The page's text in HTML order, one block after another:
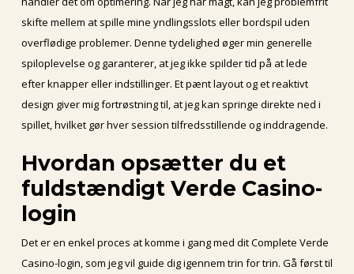
skifte mellem at spille mine yndlingsslots eller bordspil uden
overflødige problemer. Denne tydelighed øger min generelle
spiloplevelse og garanterer, at jeg ikke spilder tid på at lede
efter knapper eller indstillinger. Et pænt layout og et reaktivt
design giver mig fortrøstning til, at jeg kan springe direkte ned i
spillet, hvilket gør hver session tilfredsstillende og inddragende.
Hvordan opsætter du et
fuldstændigt Verde Casino-
login
Det er en enkel proces at komme i gang med dit Complete Verde
Casino-login, som jeg vil guide dig igennem trin for trin. Gå først til